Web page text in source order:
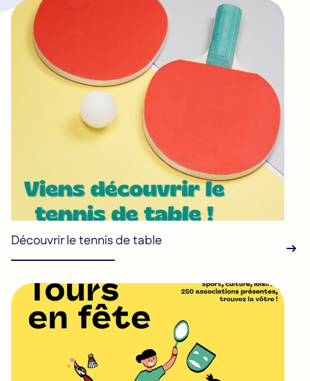
Découvrir le tennis de table